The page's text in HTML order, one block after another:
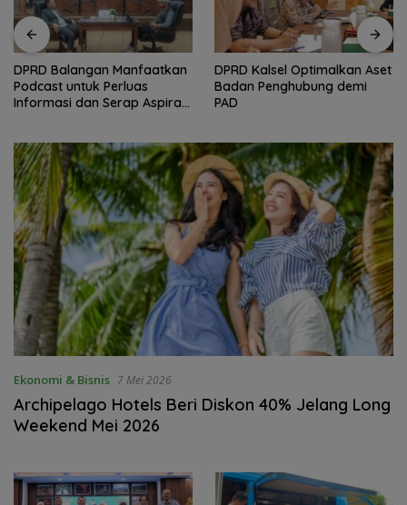
DPRD Balangan Manfaatkan
Podcast untuk Perluas
Informasi dan Serap Aspirasi
‎DPRD Kalsel Optimalkan Aset
Badan Penghubung demi
PAD
Ekonomi & Bisnis 7 Mei 2026
Archipelago Hotels Beri Diskon 40% Jelang Long
Weekend Mei 2026